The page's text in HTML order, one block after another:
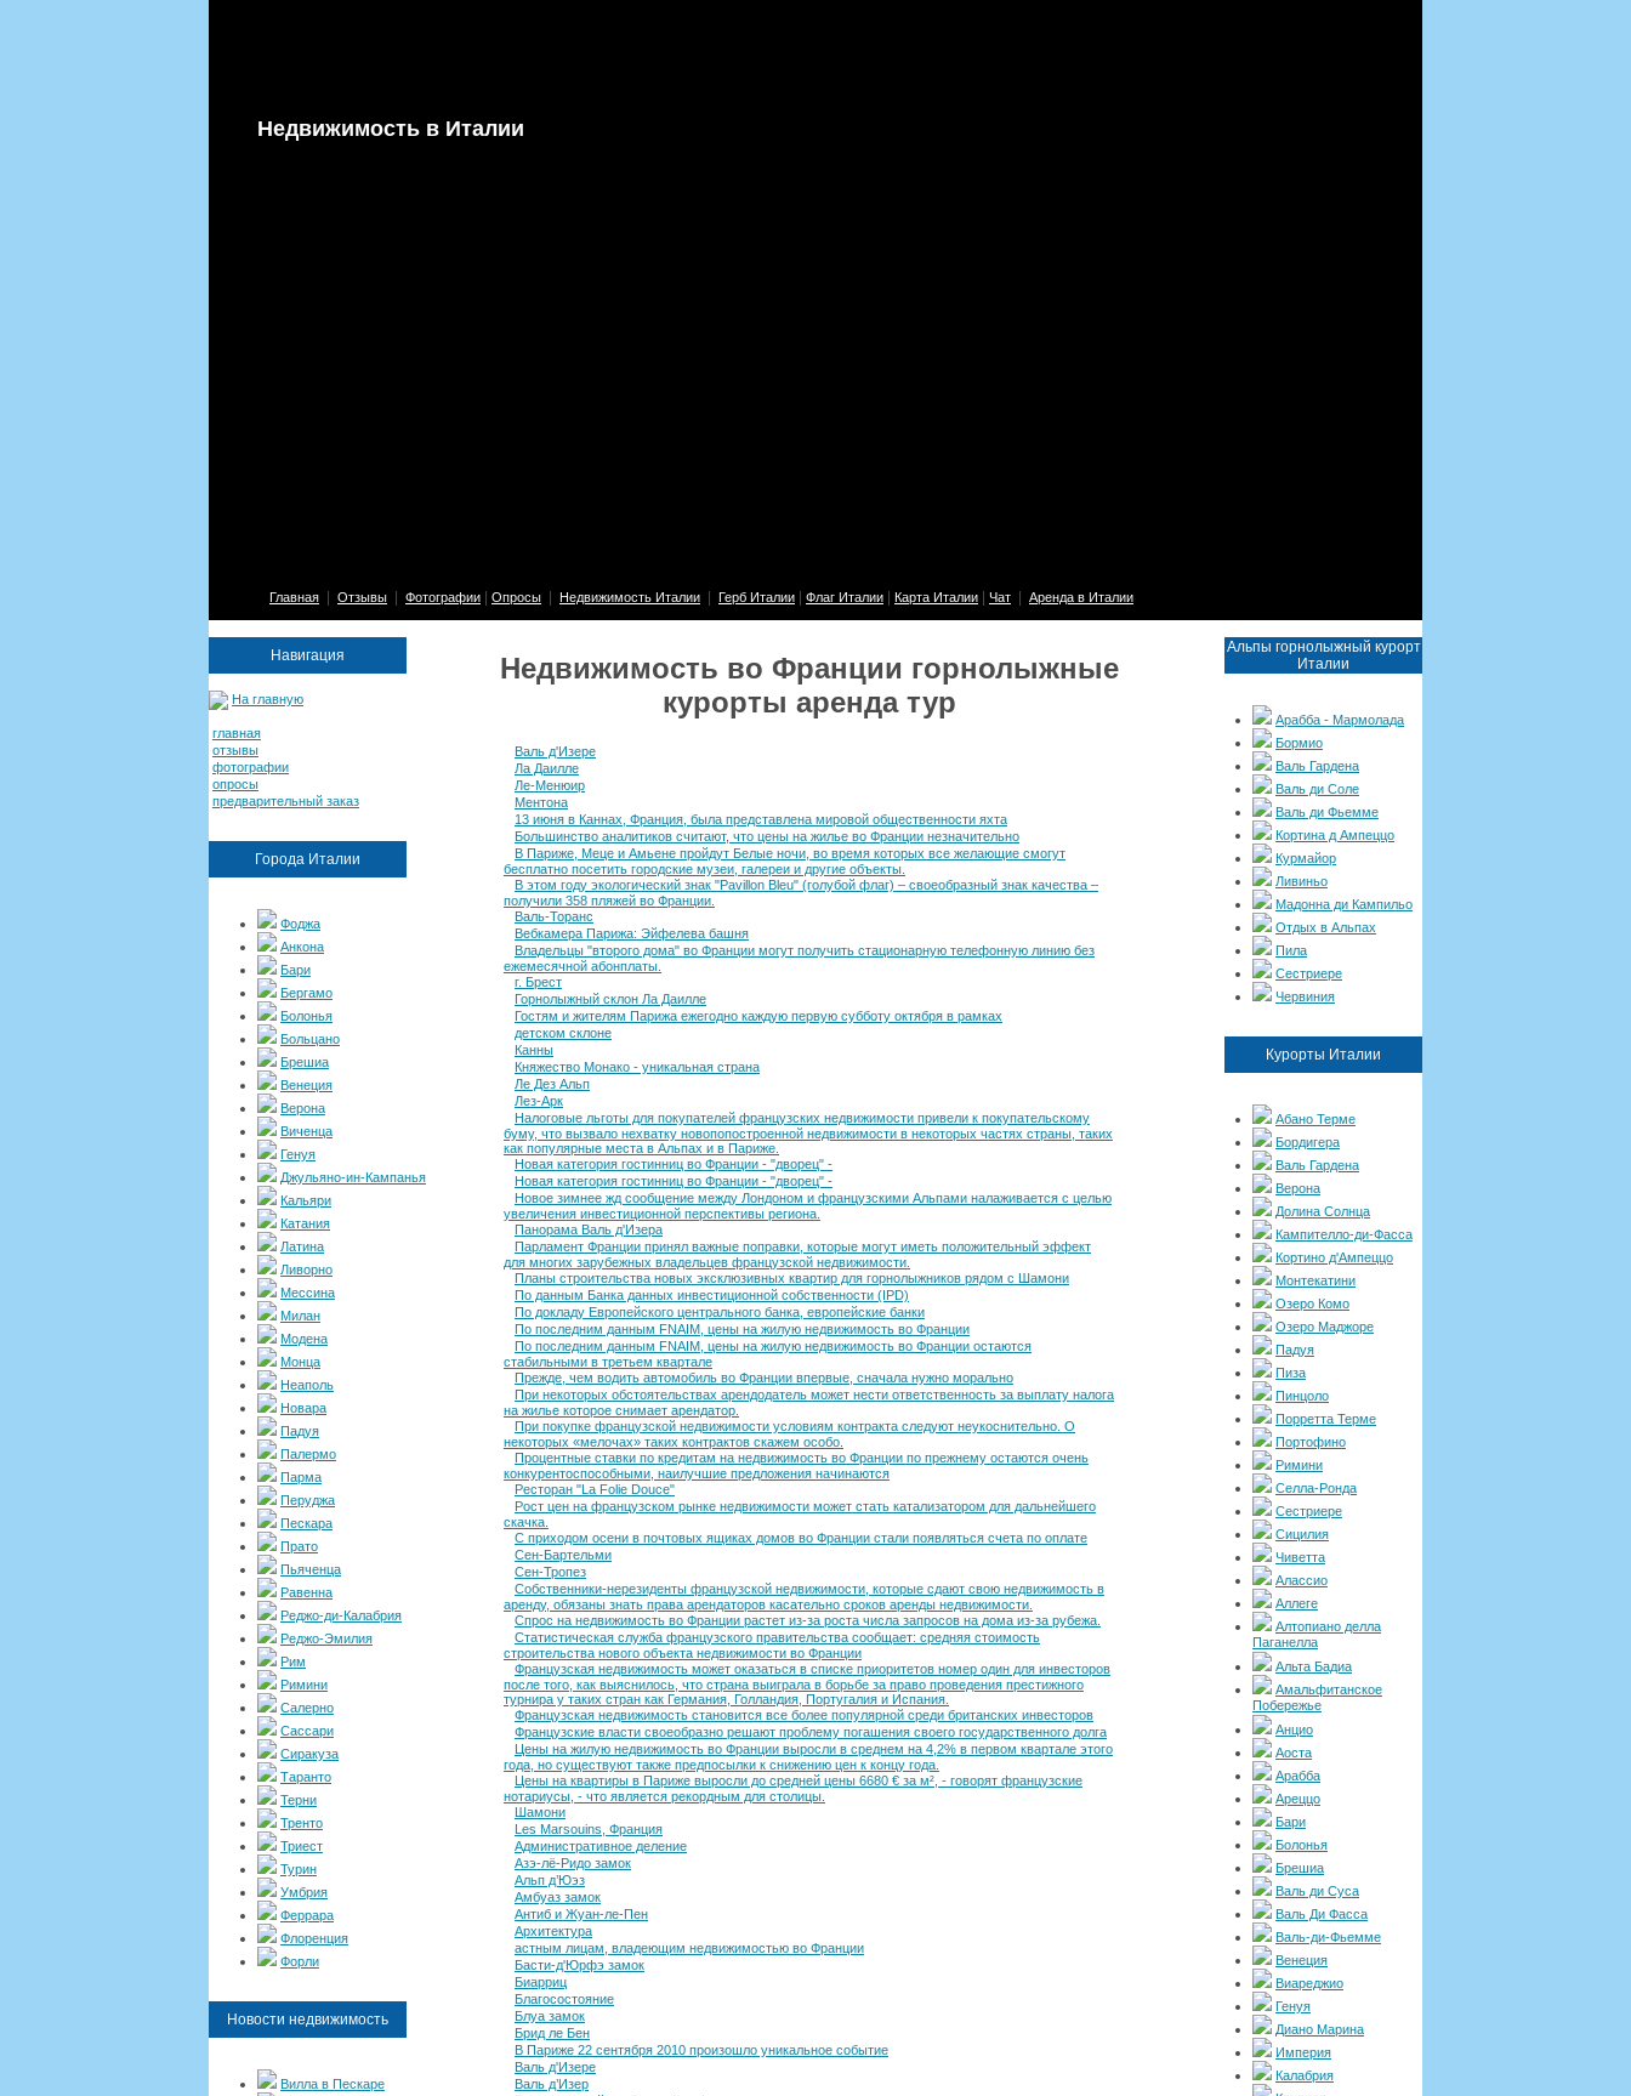
Недвижимость в Италии
Главная Отзывы Фотографии Опросы Недвижимость Италии Герб Италии Флаг Италии Карта Италии Чат Аренда в Италии
Навигация
На главную
главная
отзывы
фотографии
опросы
предварительный заказ
Города Италии
Фоджа
Анкона
Бари
Бергамо
Болонья
Больцано
Брешиа
Венеция
Верона
Виченца
Генуя
Джульяно-ин-Кампанья
Кальяри
Катания
Латина
Ливорно
Мессина
Милан
Модена
Монца
Неаполь
Новара
Падуя
Палермо
Парма
Перуджа
Пескара
Прато
Пьяченца
Равенна
Реджо-ди-Калабрия
Реджо-Эмилия
Рим
Римини
Салерно
Сассари
Сиракуза
Таранто
Терни
Тренто
Триест
Турин
Умбрия
Феррара
Флоренция
Форли
Новости недвижимость
Вилла в Пескаре
Недвижимость во Франции горнолыжные
курорты аренда тур
Валь д'Изере
Ла Даилле
Ле-Менюир
Ментона
13 июня в Каннах, Франция, была представлена мировой общественности яхта
Большинство аналитиков считают, что цены на жилье во Франции незначительно
В Париже, Меце и Амьене пройдут Белые ночи, во время которых все желающие смогут
бесплатно посетить городские музеи, галереи и другие объекты.
В этом году экологический знак "Pavillon Bleu" (голубой флаг) – своеобразный знак качества –
получили 358 пляжей во Франции.
Валь­-Торанс
Вебкамера Парижа: Эйфелева башня
Владельцы "второго дома" во Франции могут получить стационарную телефонную линию без
ежемесячной абонплаты.
г. Брест
Горнолыжный склон Ла Даилле
Гостям и жителям Парижа ежегодно каждую первую субботу октября в рамках
детском склоне
Канны
Княжество Монако - уникальная страна
Ле Дез Альп
Лез-Арк
Налоговые льготы для покупателей французских недвижимости привели к покупательскому
буму, что вызвало нехватку новопопостроенной недвижимости в некоторых частях страны, таких
как популярные места в Альпах и в Париже.
Новая категория гостинниц во Франции - "дворец" -
Новая категория гостинниц во Франции - "дворец" -
Новое зимнее жд сообщение между Лондоном и французскими Альпами налаживается с целью
увеличения инвестиционной перспективы региона.
Панорама Валь д'Изера
Парламент Франции принял важные поправки, которые могут иметь положительный эффект
для многих зарубежных владельцев французской недвижимости.
Планы строительства новых эксклюзивных квартир для горнолыжников рядом с Шамони
По данным Банка данных инвестиционной собственности (IPD)
По докладу Европейского центрального банка, европейские банки
По последним данным FNAIM, цены на жилую недвижимость во Франции
По последним данным FNAIM, цены на жилую недвижимость во Франции остаются
стабильными в третьем квартале
Прежде, чем водить автомобиль во Франции впервые, сначала нужно морально
При некоторых обстоятельствах арендодатель может нести ответственность за выплату налога
на жилье которое снимает арендатор.
При покупке французской недвижимости условиям контракта следуют неукоснительно. О
некоторых «мелочах» таких контрактов скажем особо.
Процентные ставки по кредитам на недвижимость во Франции по прежнему остаются очень
конкурентоспособными, наилучшие предложения начинаются
Ресторан "La Folie Douce"
Рост цен на французском рынке недвижимости может стать катализатором для дальнейшего
скачка.
С приходом осени в почтовых ящиках домов во Франции стали появляться счета по оплате
Сен-Бартельми
Сен-Тропез
Собственники-нерезиденты французской недвижимости, которые сдают свою недвижимость в
аренду, обязаны знать права арендаторов касательно сроков аренды недвижимости.
Спрос на недвижимость во Франции растет из-за роста числа запросов на дома из-за рубежа.
Статистическая служба французского правительства сообщает: средняя стоимость
строительства нового объекта недвижимости во Франции
Французская недвижимость может оказаться в списке приоритетов номер один для инвесторов
после того, как выяснилось, что страна выиграла в борьбе за право проведения престижного
турнира у таких стран как Германия, Голландия, Португалия и Испания.
Французская недвижимость становится все более популярной среди британских инвесторов
Французские власти своеобразно решают проблему погашения своего государственного долга
Цены на жилую недвижимость во Франции выросли в среднем на 4,2% в первом квартале этого
года, но существуют также предпосылки к снижению цен к концу года.
Цены на квартиры в Париже выросли до средней цены 6680 € за м², - говорят французские
нотариусы, - что является рекордным для столицы.
Шамони
Les Marsouins, Франция
Административное деление
Азэ-лё-Ридо замок
Альп д’Юэз
Амбуаз замок
Антиб и Жуан-ле-Пен
Архитектура
астным лицам, владеющим недвижимостью во Франции
Басти-д'Юрфэ замок
Биарриц
Благосостояние
Блуа замок
Брид ле Бен
В Париже 22 сентября 2010 произошло уникальное событие
Валь д'Изере
Валь д’Изер
Альпы горнолыжный курорт
Италии
Арабба - Мармолада
Бормио
Валь Гардена
Валь ди Соле
Валь ди Фьемме
Кортина д Ампеццо
Курмайор
Ливиньо
Мадонна ди Кампильо
Отдых в Альпах
Пила
Сестриере
Червиния
Курорты Италии
Абано Терме
Бордигера
Валь Гардена
Верона
Долина Солнца
Кампителло-ди-Фасса
Кортино д'Ампеццо
Монтекатини
Озеро Комо
Озеро Маджоре
Падуя
Пиза
Пинцоло
Порретта Терме
Портофино
Римини
Селла-Ронда
Сестриере
Сицилия
Чиветта
Алассио
Аллеге
Алтопиано делла
Паганелла
Альта Бадиа
Амальфитанское
Побережье
Анцио
Аоста
Арабба
Ареццо
Бари
Болонья
Брешиа
Валь ди Суса
Валь Ди Фасса
Валь-ди-Фьемме
Венеция
Виареджио
Генуя
Диано Марина
Империя
Калабрия